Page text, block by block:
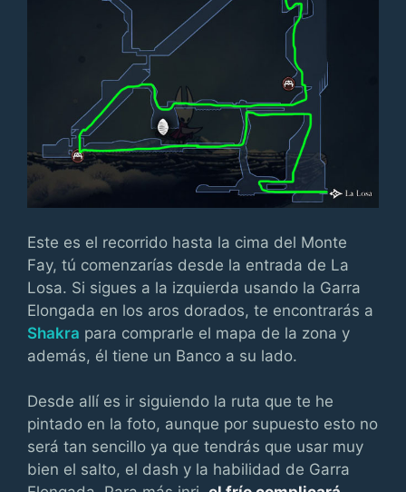
Este es el recorrido hasta la cima del Monte
Fay, tú comenzarías desde la entrada de La
Losa. Si sigues a la izquierda usando la Garra
Elongada en los aros dorados, te encontrarás a
Shakra para comprarle el mapa de la zona y
además, él tiene un Banco a su lado.
Desde allí es ir siguiendo la ruta que te he
pintado en la foto, aunque por supuesto esto no
será tan sencillo ya que tendrás que usar muy
bien el salto, el dash y la habilidad de Garra